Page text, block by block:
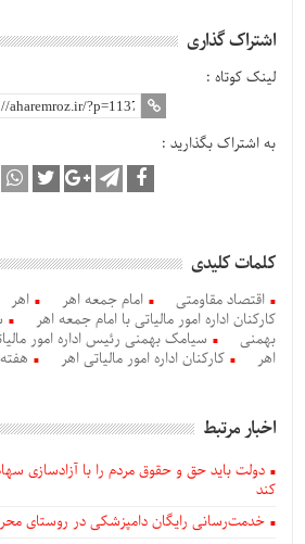
اشتراک گذاری
لینک کوتاه :
به اشتراک بگذارید :
کلمات کلیدی
اقتصاد مقاومتی امام جمعه اهر اهر
کارکنان اداره امور مالیاتی با امام جمعه اهر
بهمنی
سیامک بهمنی رئیس اداره امور
اهر
کارکنان اداره امور مالیاتی اهر
اخبار مرتبط
دولت باید حق و حقوق مردم را با آزادسازی
کند
خدمت‌رسانی رایگان دامپزشکی در روستای